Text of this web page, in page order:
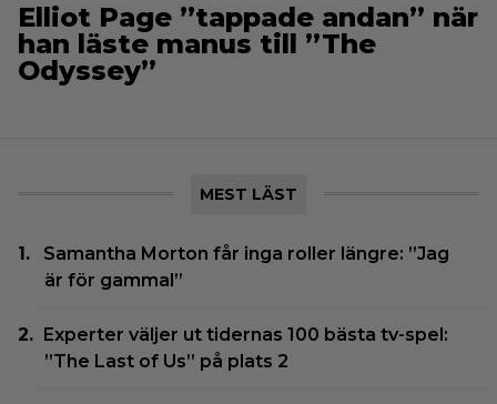
Elliot Page ”tappade andan” när
han läste manus till ”The
Odyssey”
MEST LÄST
Samantha Morton får inga roller längre: ”Jag
är för gammal”
Experter väljer ut tidernas 100 bästa tv-spel:
”The Last of Us” på plats 2